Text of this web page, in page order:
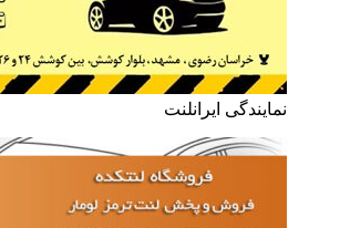
نمایندگی ایرانلنت